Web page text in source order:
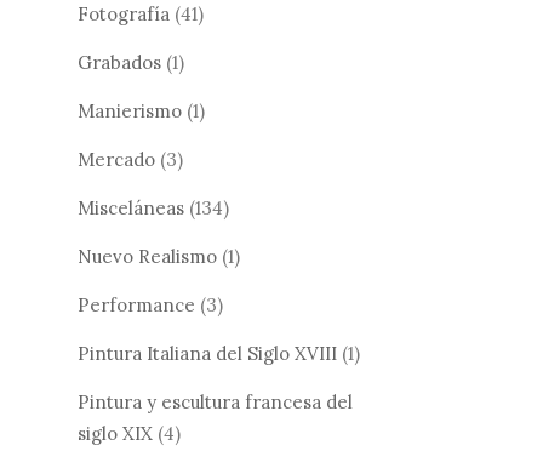
Fotografía (41)
Grabados (1)
Manierismo (1)
Mercado (3)
Misceláneas (134)
Nuevo Realismo (1)
Performance (3)
Pintura Italiana del Siglo XVIII (1)
Pintura y escultura francesa del
siglo XIX (4)